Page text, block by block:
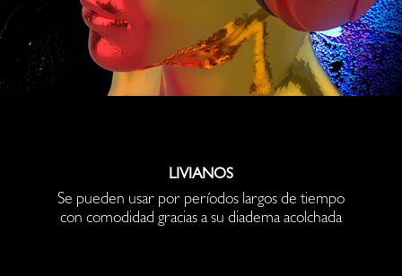
LIVIANOS
Se pueden usar por períodos largos de tiempo
con comodidad gracias a su diadema acolchada